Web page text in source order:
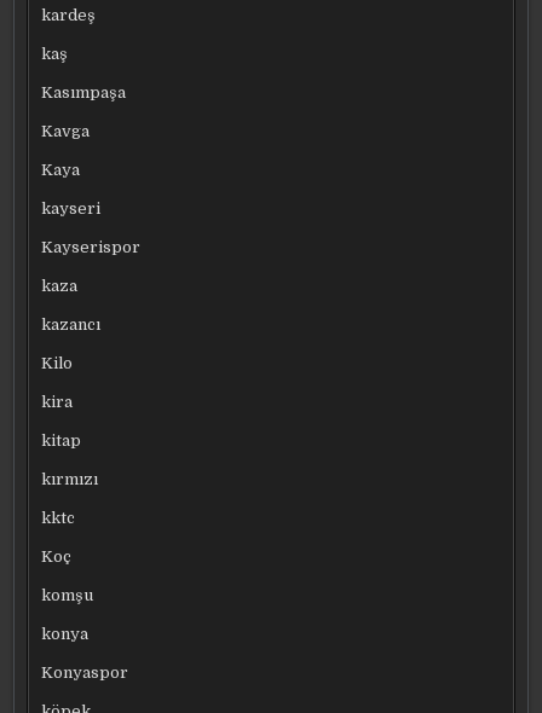
kardeş
kaş
Kasımpaşa
Kavga
Kaya
kayseri
Kayserispor
kaza
kazancı
Kilo
kira
kitap
kırmızı
kktc
Koç
komşu
konya
Konyaspor